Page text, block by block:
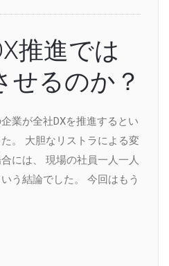
推進では
せるのか？
業が全社DXを推進するとい
。 大胆なリストラによる変
には、 現場の社員一人一人
う結論でした。 今回はもう